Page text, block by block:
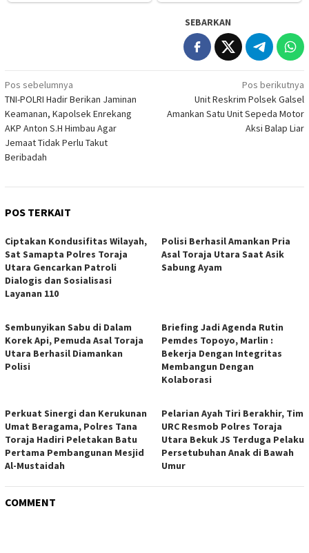
SEBARKAN
Navigasi
pos
Pos sebelumnya
TNI-POLRI Hadir Berikan Jaminan
Keamanan, Kapolsek Enrekang
AKP Anton S.H Himbau Agar
Jemaat Tidak Perlu Takut
Beribadah
Pos berikutnya
Unit Reskrim Polsek Galsel
Amankan Satu Unit Sepeda Motor
Aksi Balap Liar
POS TERKAIT
Ciptakan Kondusifitas Wilayah,
Sat Samapta Polres Toraja
Utara Gencarkan Patroli
Dialogis dan Sosialisasi
Layanan 110
Polisi Berhasil Amankan Pria
Asal Toraja Utara Saat Asik
Sabung Ayam
Sembunyikan Sabu di Dalam
Korek Api, Pemuda Asal Toraja
Utara Berhasil Diamankan
Polisi
Briefing Jadi Agenda Rutin
Pemdes Topoyo, Marlin :
Bekerja Dengan Integritas
Membangun Dengan
Kolaborasi
Perkuat Sinergi dan Kerukunan
Umat Beragama, Polres Tana
Toraja Hadiri Peletakan Batu
Pertama Pembangunan Mesjid
Al-Mustaidah
Pelarian Ayah Tiri Berakhir, Tim
URC Resmob Polres Toraja
Utara Bekuk JS Terduga Pelaku
Persetubuhan Anak di Bawah
Umur
COMMENT